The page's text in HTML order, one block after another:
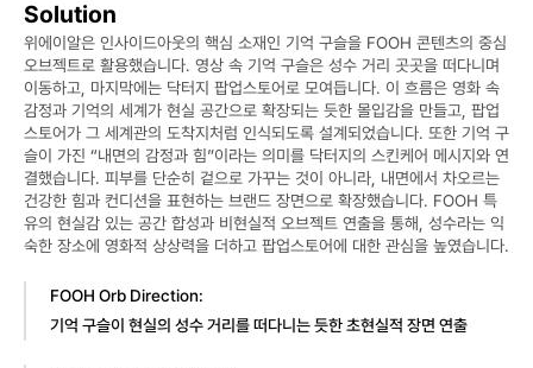
Solution
위에이알은 인사이드아웃의 핵심 소재인 기억 구슬을 FOOH 콘텐츠의 중심
오브젝트로 활용했습니다. 영상 속 기억 구슬은 성수 거리 곳곳을 떠다니며
이동하고, 마지막에는 닥터지 팝업스토어로 모여듭니다. 이 흐름은 영화 속
감정과 기억의 세계가 현실 공간으로 확장되는 듯한 몰입감을 만들고, 팝업
스토어가 그 세계관의 도착지처럼 인식되도록 설계되었습니다. 또한 기억 구
슬이 가진 “내면의 감정과 힘”이라는 의미를 닥터지의 스킨케어 메시지와 연
결했습니다. 피부를 단순히 겉으로 가꾸는 것이 아니라, 내면에서 차오르는
건강한 힘과 컨디션을 표현하는 브랜드 장면으로 확장했습니다. FOOH 특
유의 현실감 있는 공간 합성과 비현실적 오브젝트 연출을 통해, 성수라는 익
숙한 장소에 영화적 상상력을 더하고 팝업스토어에 대한 관심을 높였습니다.
FOOH Orb Direction:
기억 구슬이 현실의 성수 거리를 떠다니는 듯한 초현실적 장면 연출